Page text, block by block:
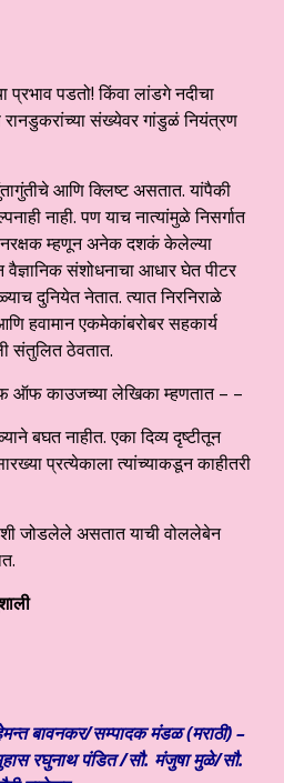
प्रभाव पडतो! किंवा लांडगे नदीचा
संख्येवर गांडुळं नियंत्रण
आणि क्लिष्ट असतात. यांपैकी
नाही. पण याच नात्यांमुळे निसर्गात
म्हणून अनेक दशकं केलेल्या
संशोधनाचा आधार घेत पीटर
दुनियेत नेतात. त्यात निरनिराळे
हवामान एकमेकांबरोबर सहकार्य
संतुलित ठेवतात.
ऑफ काउजच्या लेखिका म्हणतात – –
बघत नाहीत. एका दिव्य दृष्टीतून
प्रत्येकाला त्यांच्याकडून काहीतरी
जोडलेले असतात याची वोललेबेन
बावनकर/सम्पादक मंडळ (मराठी) –
रघुनाथ पंडित /सौ. मंजुषा मुळे/सौ.